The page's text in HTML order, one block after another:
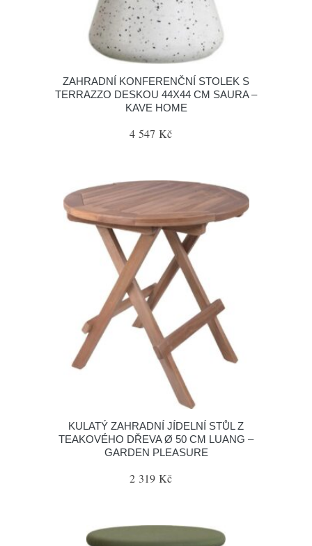
ZAHRADNÍ KONFERENČNÍ STOLEK S
TERRAZZO DESKOU 44X44 CM SAURA –
KAVE HOME
4 547 Kč
KULATÝ ZAHRADNÍ JÍDELNÍ STŮL Z
TEAKOVÉHO DŘEVA Ø 50 CM LUANG –
GARDEN PLEASURE
2 319 Kč